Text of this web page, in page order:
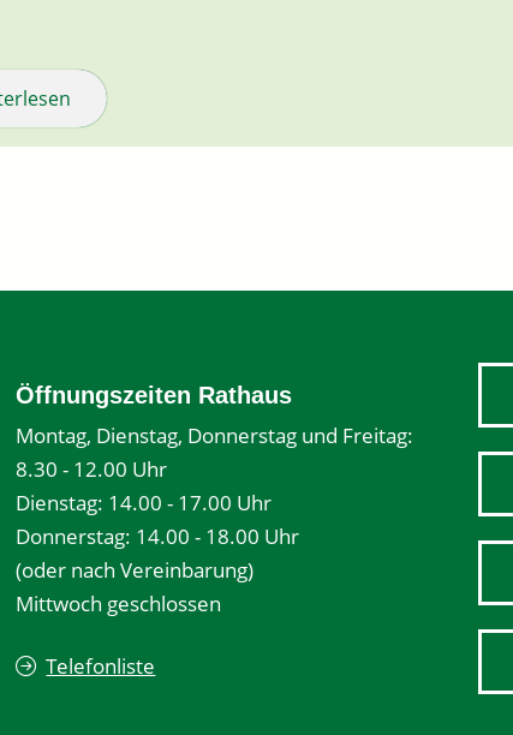
Öffnungszeiten Rathaus
Montag, Dienstag, Donnerstag und Freitag:
8.30 - 12.00 Uhr
Dienstag: 14.00 - 17.00 Uhr
Donnerstag: 14.00 - 18.00 Uhr
(oder nach Vereinbarung)
Mittwoch geschlossen
Telefonliste